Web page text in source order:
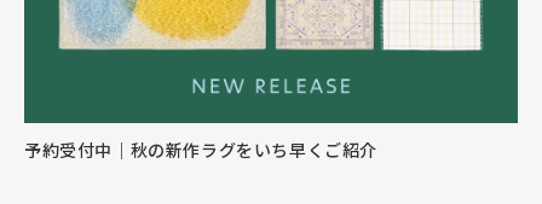
予約受付中｜秋の新作ラグをいち早くご紹介